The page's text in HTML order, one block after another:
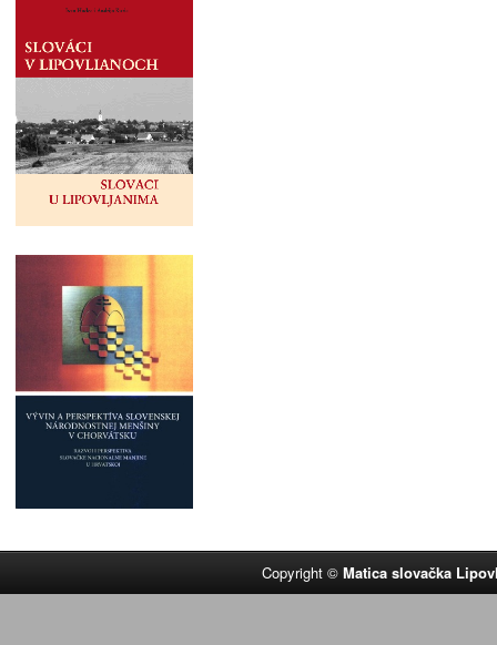
Copyright ©Matica slovačka